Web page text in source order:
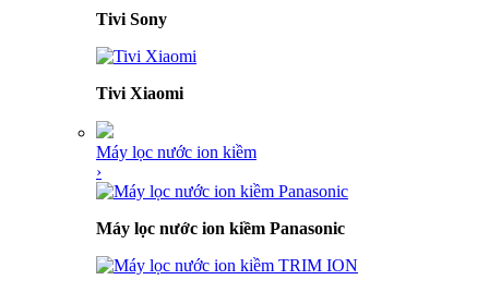
Tivi Sony
Tivi Xiaomi
Máy lọc nước ion kiềm
›
Máy lọc nước ion kiềm Panasonic